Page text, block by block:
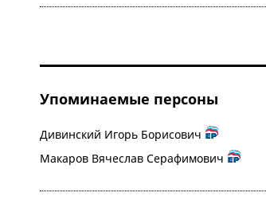
Упоминаемые персоны
Дивинский Игорь Борисович
Макаров Вячеслав Серафимович